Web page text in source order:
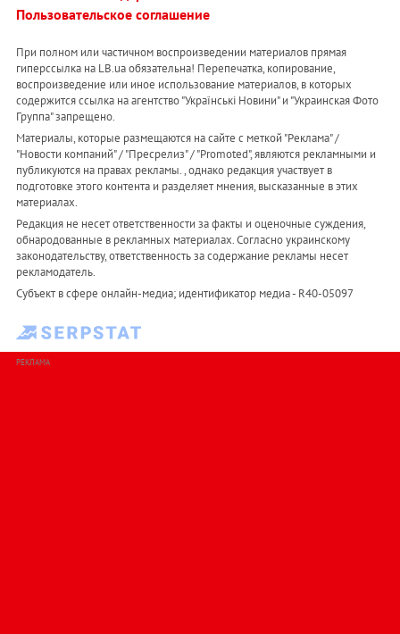
Пользовательское соглашение
При полном или частичном воспроизведении материалов прямая
гиперссылка на LB.ua обязательна! Перепечатка, копирование,
воспроизведение или иное использование материалов, в которых
содержится ссылка на агентство "Українськi Новини" и "Украинская Фото
Группа" запрещено.
Материалы, которые размещаются на сайте с меткой "Реклама" /
"Новости компаний" / "Пресрелиз" / "Promoted", являются рекламными и
публикуются на правах рекламы. , однако редакция участвует в
подготовке этого контента и разделяет мнения, высказанные в этих
материалах.
Редакция не несет ответственности за факты и оценочные суждения,
обнародованные в рекламных материалах. Согласно украинскому
законодательству, ответственность за содержание рекламы несет
рекламодатель.
Субъект в сфере онлайн-медиа; идентификатор медиа - R40-05097
РЕКЛАМА